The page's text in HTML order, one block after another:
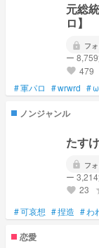
元総
ロ】
lock フ
ー
favorite 479
#軍パロ #wrwrd #
ノンジャンル
たすけ
lock フ
ー
favorite 23
#可哀想 #捏造 #わ
恋愛